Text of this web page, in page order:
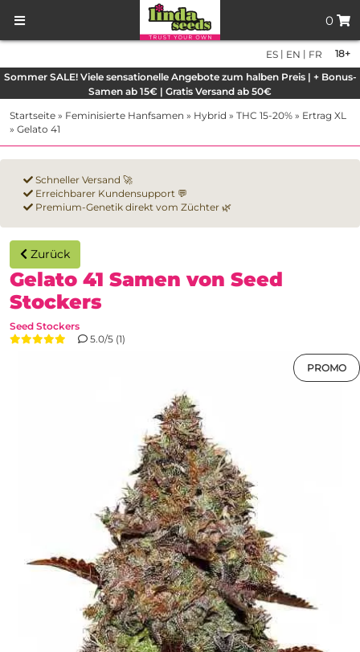
0
18+
ES | EN | FR
Sommer SALE! Viele sensationelle Angebote zum halben Preis | + Bonus-
Samen ab 15€ | Gratis Versand ab 50€
Startseite » Feminisierte Hanfsamen » Hybrid » THC 15-20% » Ertrag XL
» Gelato 41
Schneller Versand 🚀
Erreichbarer Kundensupport 💬
Premium-Genetik direkt vom Züchter 🌿
Zurück
Gelato 41 Samen von Seed
Stockers
Seed Stockers
5.0/5 (1)
PROMO